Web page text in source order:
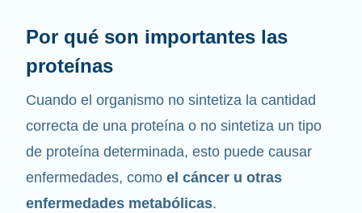
Por qué son importantes las
proteínas
Cuando el organismo no sintetiza la cantidad
correcta de una proteína o no sintetiza un tipo
de proteína determinada, esto puede causar
enfermedades, como el cáncer u otras
enfermedades metabólicas.